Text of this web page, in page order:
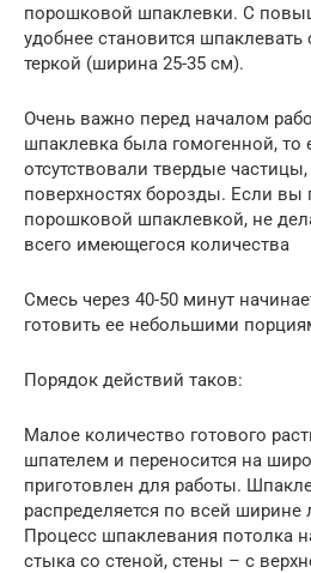
порошковой шпаклевки. С
удобнее становится
теркой (ширина 25-35 см).
Очень важно перед началом
шпаклевка была гомогенной, то
отсутствовали твердые
поверхностях борозды. Если вы
порошковой шпаклевкой, не
всего имеющегося количества
Смесь через 40-50 минут
готовить ее небольшими
Порядок действий таков:
Малое количество готового
шпателем и переносится на
приготовлен для работы.
распределяется по всей ширине
Процесс шпаклевания потолка
стыка со стеной, стены – с